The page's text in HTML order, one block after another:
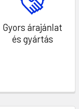
Gyors árajánlat
és gyártás